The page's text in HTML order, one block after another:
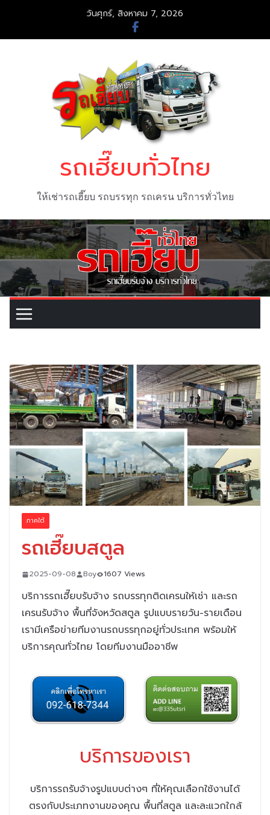
content
วันศุกร์, สิงหาคม 7, 2026
รถเฮี๊ยบทั่วไทย
ให้เช่ารถเฮี๊ยบ รถบรรทุก รถเครน บริการทั่วไทย
ภาคใต้
รถเฮี๊ยบสตูล
2025-09-08 Boy 1607 Views
บริการรถเฮี๊ยบรับจ้าง รถบรรทุกติดเครนให้เช่า และรถ
เครนรับจ้าง พื้นที่จังหวัดสตูล รูปแบบรายวัน-รายเดือน
เรามีเครือข่ายทีมงานรถบรรทุกอยู่ทั่วประเทศ พร้อมให้
บริการคุณทั่วไทย โดยทีมงานมืออาชีพ
บริการของเรา
บริการรถรับจ้างรูปแบบต่างๆ ที่ให้คุณเลือกใช้งานได้
ตรงกับประเภทงานของคุณ พื้นที่สตูล และละแวกใกล้